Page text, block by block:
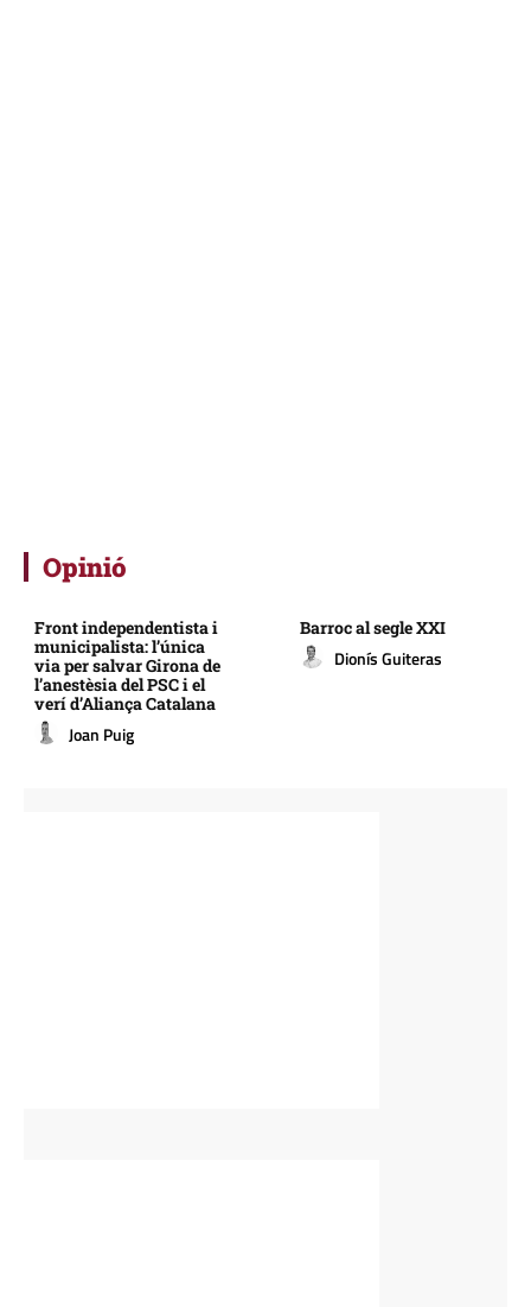
Opinió
Front independentista i
municipalista: l’única
via per salvar Girona de
l’anestèsia del PSC i el
verí d’Aliança Catalana
Joan Puig
Barroc al segle XXI
Dionís Guiteras